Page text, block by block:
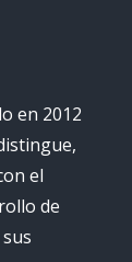
en 2012
el
de